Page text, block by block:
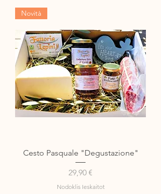
Novità
Cesto Pasquale "Degustazione"
Cena
29,90 €
Nodoklis Ieskaitot